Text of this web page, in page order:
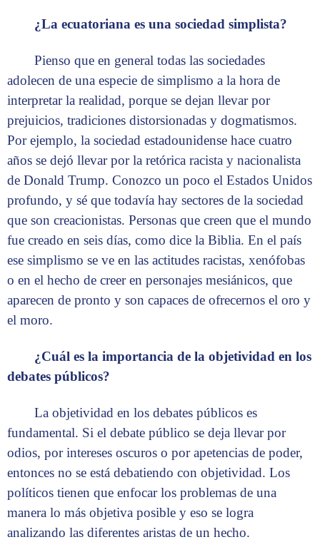
¿La ecuatoriana es una sociedad simplista?
Pienso que en general todas las sociedades
adolecen de una especie de simplismo a la hora de
interpretar la realidad, porque se dejan llevar por
prejuicios, tradiciones distorsionadas y dogmatismos.
Por ejemplo, la sociedad estadou­nidense hace cuatro
años se dejó llevar por la retórica racista y nacionalista
de Donald Trump. Conozco un poco el Estados Unidos
profundo, y sé que todavía hay sectores de la sociedad
que son creacionistas. Personas que creen que el mundo
fue creado en seis días, como dice la Biblia. En el país
ese simplismo se ve en las actitudes racistas, xenófobas
o en el hecho de creer en personajes mesiánicos, que
aparecen de pronto y son capaces de ofrecernos el oro y
el moro.
¿Cuál es la importancia de la objetividad en los
debates públicos?
La objetividad en los debates públicos es
fundamental. Si el debate público se deja llevar por
odios, por intereses oscuros o por apetencias de poder,
entonces no se está debatiendo con objetividad. Los
políticos tienen que enfocar los problemas de una
manera lo más objetiva posible y eso se logra
analizando las diferentes aristas de un hecho.